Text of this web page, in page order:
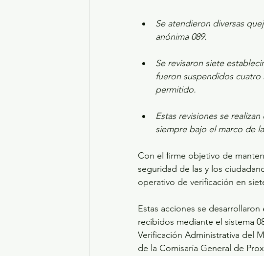
Se atendieron diversas
anónima 089.
Se revisaron siete
fueron suspendidos
permitido.
Estas revisiones se
siempre bajo el marco de
Con el firme objetivo de
seguridad de las y los
operativo de verificación en
Estas acciones se
recibidos mediante el sistema
Verificación Administrativa del
de la Comisaría General de